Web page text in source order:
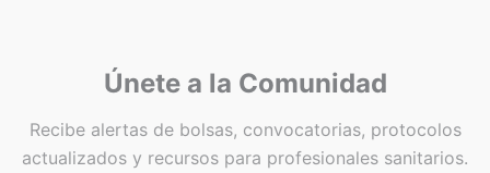
Únete a la Comunidad
Recibe alertas de bolsas, convocatorias, protocolos
actualizados y recursos para profesionales sanitarios.